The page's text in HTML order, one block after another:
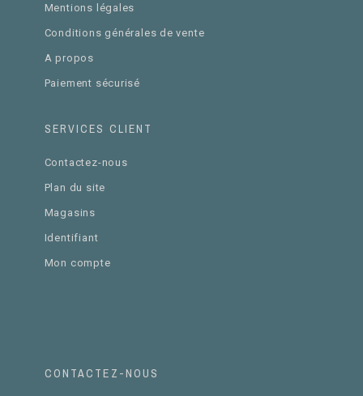
Mentions légales
Conditions générales de vente
A propos
Paiement sécurisé
SERVICES CLIENT
Contactez-nous
Plan du site
Magasins
Identifiant
Mon compte
CONTACTEZ-NOUS